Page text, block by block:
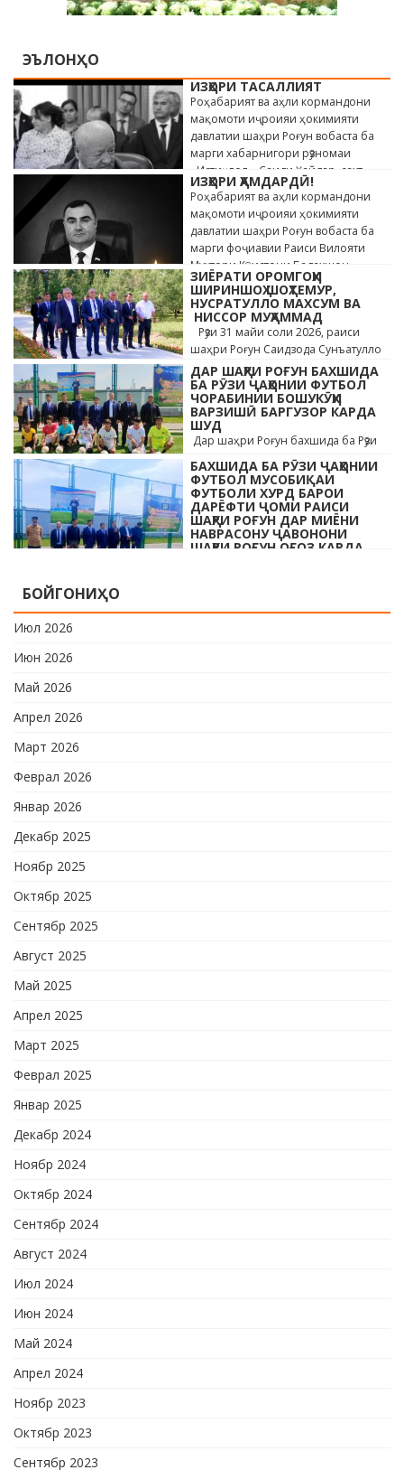
ЭЪЛОНҲО
ИЗҲОРИ ТАСАЛЛИЯТ
Роҳабарият ва аҳли кормандони
мақомоти иҷроияи ҳокимияти
давлатии шаҳри Роғун вобаста ба
марги хабарнигори рӯзномаи
«Истиқлол» Саиди Ҳайдар, сахт
андӯҳгин …
ИЗҲОРИ ҲАМДАРДӢ!
Роҳабарият ва аҳли кормандони
мақомоти иҷроияи ҳокимияти
давлатии шаҳри Роғун вобаста ба
марги фоҷиавии Раиси Вилояти
Мухтори Кӯҳистони Бадахшон
Алишер …
ЗИЁРАТИ ОРОМГОҲИ
ШИРИНШОҲ ШОҲТЕМУР,
НУСРАТУЛЛО МАХСУМ ВА
НИССОР МУҲАММАД
Рӯзи 31 майи соли 2026, раиси
шаҳри Роғун Саидзода Сунъатулло
бо ҳайъати кормандони дастгоҳи
раиси шаҳр ва роҳбарони
мақомотҳои …
ДАР ШАҲРИ РОҒУН БАХШИДА
БА РӮЗИ ҶАҲОНИИ ФУТБОЛ
ЧОРАБИНИИ БОШУКӮҲИ
ВАРЗИШӢ БАРГУЗОР КАРДА
ШУД
Дар шаҳри Роғун бахшида ба Рӯзи
ҷавонони Тоҷикистон ва Рӯзи
ҷаҳонии футбол бо иштироки 10
даста мусобиқаи кушоди шаҳри аз
…
БАХШИДА БА РӮЗИ ҶАҲОНИИ
ФУТБОЛ МУСОБИҚАИ
ФУТБОЛИ ХУРД БАРОИ
ДАРЁФТИ ҶОМИ РАИСИ
ШАҲРИ РОҒУН ДАР МИЁНИ
НАВРАСОНУ ҶАВОНОНИ
ШАҲРИ РОҒУН ОҒОЗ КАРДА
ҷаҳонии футбол бо иштироки 10
БОЙГОНИҲО
Июл 2026
Июн 2026
Май 2026
Апрел 2026
Март 2026
Феврал 2026
Январ 2026
Декабр 2025
Ноябр 2025
Октябр 2025
Сентябр 2025
Август 2025
Май 2025
Апрел 2025
Март 2025
Феврал 2025
Январ 2025
Декабр 2024
Ноябр 2024
Октябр 2024
Сентябр 2024
Август 2024
Июл 2024
Июн 2024
Май 2024
Апрел 2024
Ноябр 2023
Октябр 2023
Сентябр 2023